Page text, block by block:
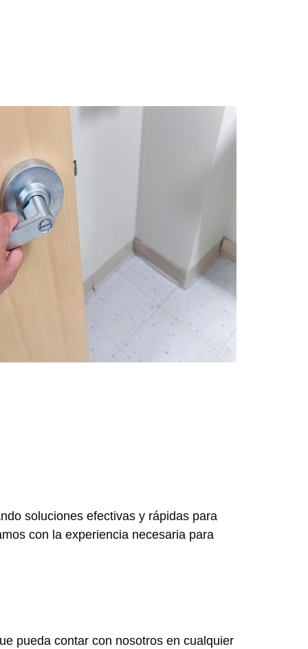
soluciones efectivas y rápidas para
con la experiencia necesaria para
pueda contar con nosotros en cualquier